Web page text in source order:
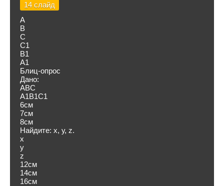
14 слайд
А
В
С
С1
В1
А1
Блиц-опрос
Дано:
ABC
А1В1С1
6см
7см
8см
Найдите: х, у, z.
х
у
z
12см
14см
16см